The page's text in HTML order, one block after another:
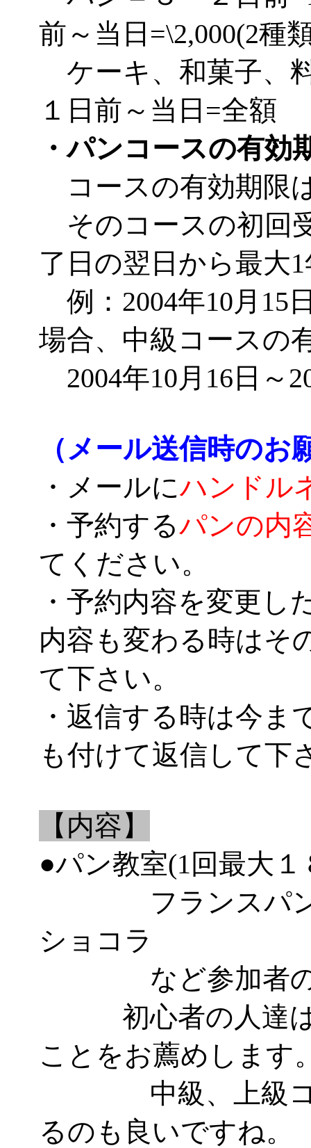
前～当日=\2,000(2種
ケーキ、和菓子、
１日前～当日=全額
・パンコースの有効
コースの有効期限
そのコースの初回
了日の翌日から最大
例：2004年10月15
場合、中級コースの
2004年10月16日～
（メール送信時のお
・メールにハンドル
・予約するパンの内
てください。
・予約内容を変更し
内容も変わる時はそ
て下さい。
・返信する時は今
も付けて返信して下
【内容】
●パン教室(1回最大１
フランスパン、
ショコラ
など参加者のレ
初心者の人達は
ことをお薦めします
中級、上級コー
るのも良いですね。